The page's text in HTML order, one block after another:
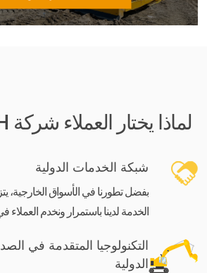
لماذا يختار العملاء شركة SINOMACH
شبكة الخدمات الدولية
بفضل تطورنا في الأسواق الخارجية،
الخدمة لدينا باستمرار ونخدم العملاء في
التكنولوجيا المتقدمة في
الدولية